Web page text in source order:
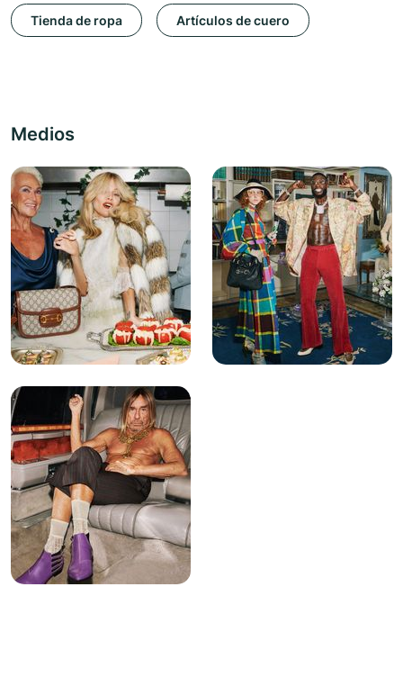
Tienda de ropa Artículos de cuero
Medios